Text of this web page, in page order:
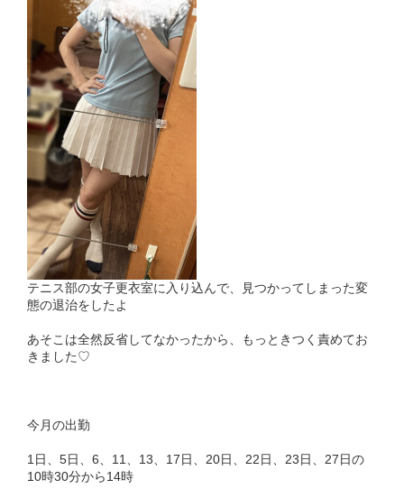
テニス部の女子更衣室に入り込んで、見つかってしまった変
態の退治をしたよ
あそこは全然反省してなかったから、もっときつく責めてお
きました♡
今月の出勤
1日、5日、6、11、13、17日、20日、22日、23日、27日の
10時30分から14時